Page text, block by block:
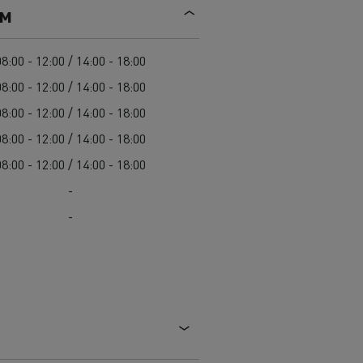
Radovi na održavanju cesta
Oprema za lokalne uprave
- 12:00 / 14:00 - 18:00
- 12:00 / 14:00 - 18:00
- 12:00 / 14:00 - 18:00
- 12:00 / 14:00 - 18:00
- 12:00 / 14:00 - 18:00
-
-